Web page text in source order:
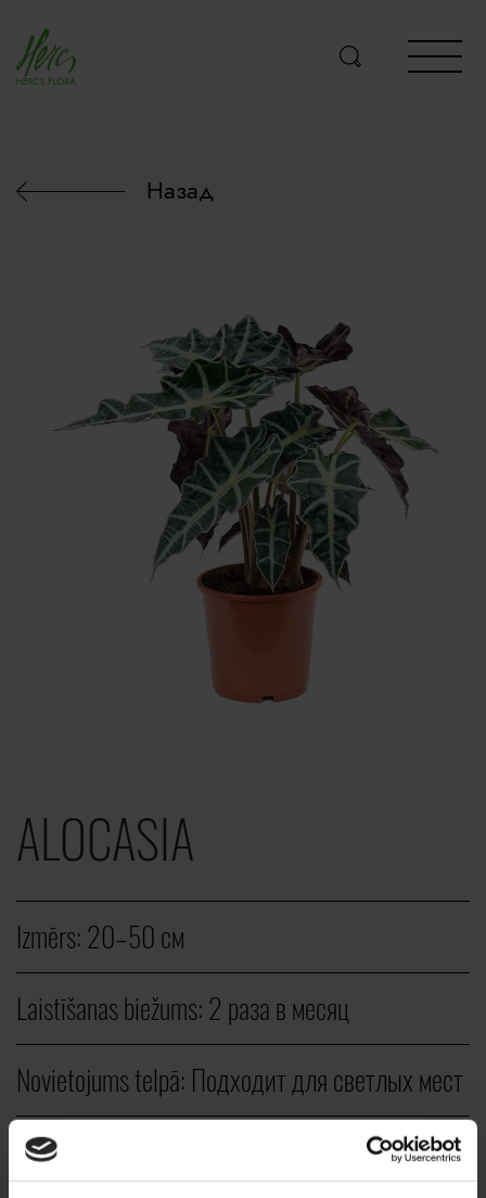
Назад
ALOCASIA
Izmērs:20–50 cм
Laistīšanas biežums:2 раза в месяц
Novietojums telpā: Подходит для светлых мест
Veids: